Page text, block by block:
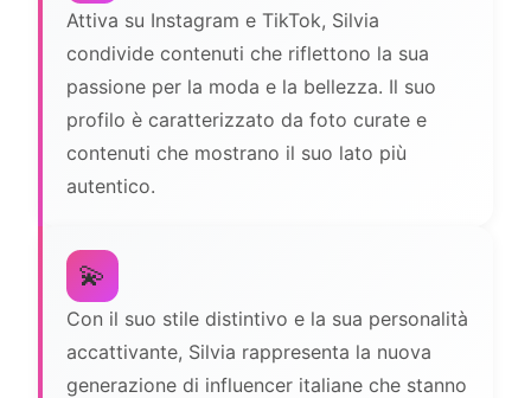
Attiva su Instagram e TikTok, Silvia
condivide contenuti che riflettono la sua
passione per la moda e la bellezza. Il suo
profilo è caratterizzato da foto curate e
contenuti che mostrano il suo lato più
autentico.
💫
Con il suo stile distintivo e la sua personalità
accattivante, Silvia rappresenta la nuova
generazione di influencer italiane che stanno